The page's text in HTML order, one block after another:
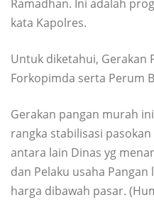
Ramadhan. Ini adalah
kata Kapolres.
Untuk diketahui, Gerakan
Forkopimda serta Perum
Gerakan pangan murah
rangka stabilisasi
antara lain Dinas yg
dan Pelaku usaha
harga dibawah pasar.